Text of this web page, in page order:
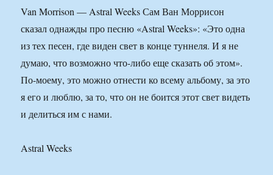
Van Morrison — Astral Weeks Сам Ван Моррисон
сказал однажды про песню «Astral Weeks»: «Это одна
из тех песен, где виден свет в конце туннеля. И я не
думаю, что возможно что-либо еще сказать об этом».
По-моему, это можно отнести ко всему альбому, за это
я его и люблю, за то, что он не боится этот свет видеть
и делиться им с нами.
Astral Weeks